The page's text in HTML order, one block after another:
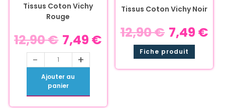
Tissus Coton Vichy
Rouge
12,90€ 7,49 €
- +
Ajouter au
panier
Tissus Coton Vichy Noir
12,90€ 7,49 €
Fiche produit